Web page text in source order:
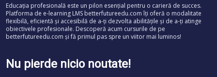
Educația profesională este un pilon esențial pentru o carieră de succes.
Platforma de e-learning LMS betterfutureedu.com îți oferă o modalitate
flexibilă, eficientă și accesibilă de a-ți dezvolta abilitățile și de a-ți atinge
obiectivele profesionale. Descoperă acum cursurile de pe
betterfutureedu.com și fă primul pas spre un viitor mai luminos!
Nu pierde nicio noutate!